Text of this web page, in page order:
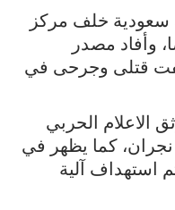
سعودية خلف مركز
وأفاد مصدر
قتلى وجرحى في
الاعلام الحربي
كما يظهر في
استهداف آلية